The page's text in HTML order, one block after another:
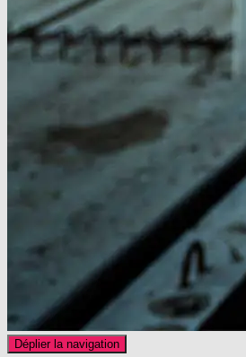
Déplier la navigation